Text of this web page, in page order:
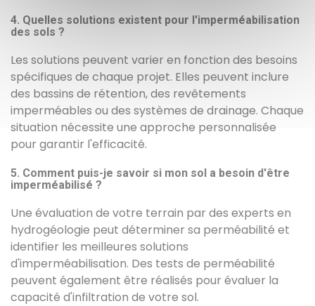
4. Quelles solutions existent pour l'imperméabilisation
des sols ?
Les solutions peuvent varier en fonction des besoins
spécifiques de chaque projet. Elles peuvent inclure
des bassins de rétention, des revêtements
imperméables ou des systèmes de drainage. Chaque
situation nécessite une approche personnalisée
pour garantir l'efficacité.
5. Comment puis-je savoir si mon sol a besoin d'être
imperméabilisé ?
Une évaluation de votre terrain par des experts en
hydrogéologie peut déterminer sa perméabilité et
identifier les meilleures solutions
d'imperméabilisation. Des tests de perméabilité
peuvent également être réalisés pour évaluer la
capacité d'infiltration de votre sol.